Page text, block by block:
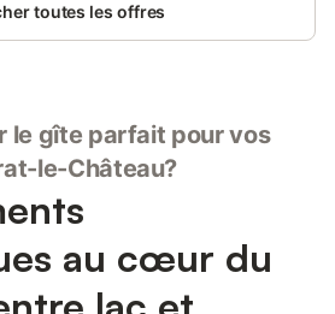
toutes les offres
le gîte parfait pour vos
le-Château?
au cœur du